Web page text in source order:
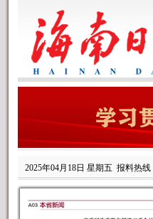
2025年04月18日 星期五 报料热线